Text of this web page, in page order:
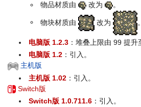
物品材质由
改为 。
物块材质由 改为 。
电脑版 1.2.3 ：堆叠上限由 99 提升
电脑版 1.2 ：引入。
主机版
主机版 1.02 ：引入。
Switch版
Switch版 1.0.711.6 ：引入。